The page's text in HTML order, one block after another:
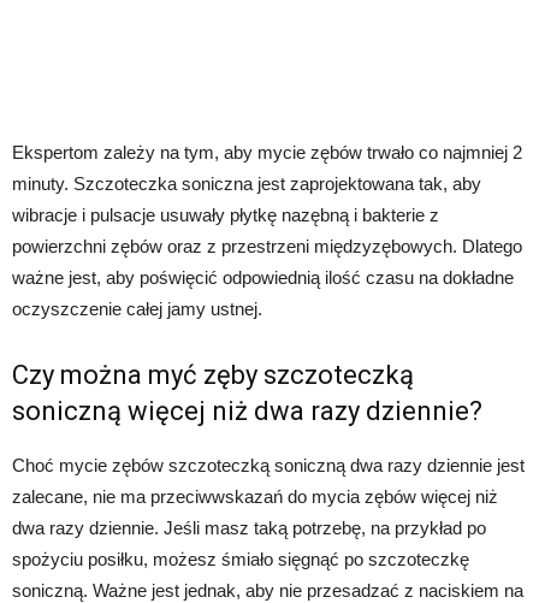
Ekspertom zależy na tym, aby mycie zębów trwało co najmniej 2
minuty. Szczoteczka soniczna jest zaprojektowana tak, aby
wibracje i pulsacje usuwały płytkę nazębną i bakterie z
powierzchni zębów oraz z przestrzeni międzyzębowych. Dlatego
ważne jest, aby poświęcić odpowiednią ilość czasu na dokładne
oczyszczenie całej jamy ustnej.
Czy można myć zęby szczoteczką
soniczną więcej niż dwa razy dziennie?
Choć mycie zębów szczoteczką soniczną dwa razy dziennie jest
zalecane, nie ma przeciwwskazań do mycia zębów więcej niż
dwa razy dziennie. Jeśli masz taką potrzebę, na przykład po
spożyciu posiłku, możesz śmiało sięgnąć po szczoteczkę
soniczną. Ważne jest jednak, aby nie przesadzać z naciskiem na